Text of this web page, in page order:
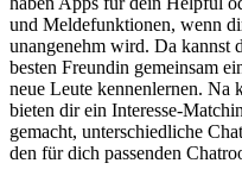
und Meldefunktionen, wenn
unangenehm wird. Da kannst
besten Freundin gemeinsam
neue Leute kennenlernen. Na
bieten dir ein Interesse-
gemacht, unterschiedliche
den für dich passenden